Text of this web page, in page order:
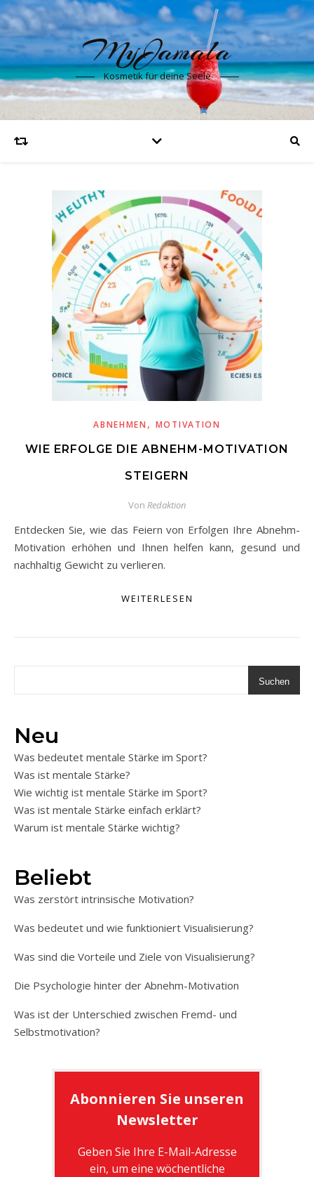
MyJamala
Kosmetik für deine Seele
ABNEHMEN , MOTIVATION
WIE ERFOLGE DIE ABNEHM-MOTIVATION
STEIGERN
Von Redaktion
Entdecken Sie, wie das Feiern von Erfolgen Ihre Abnehm-
Motivation erhöhen und Ihnen helfen kann, gesund und
nachhaltig Gewicht zu verlieren.
WEITERLESEN
Suchen
Neu
Was bedeutet mentale Stärke im Sport?
Was ist mentale Stärke?
Wie wichtig ist mentale Stärke im Sport?
Was ist mentale Stärke einfach erklärt?
Warum ist mentale Stärke wichtig?
Beliebt
Was zerstört intrinsische Motivation?
Was bedeutet und wie funktioniert Visualisierung?
Was sind die Vorteile und Ziele von Visualisierung?
Die Psychologie hinter der Abnehm-Motivation
Was ist der Unterschied zwischen Fremd- und
Selbstmotivation?
Abonnieren Sie unseren
Newsletter
Geben Sie Ihre E-Mail-Adresse
ein, um eine wöchentliche